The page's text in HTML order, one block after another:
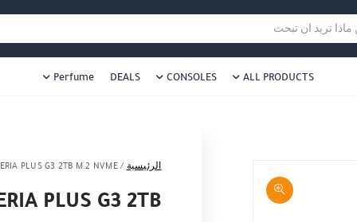
هل نزلت التطبيق ليصلك كل جديد ؟تريد ان تبحث
ALL PRODUCTS
CONSOLES
DEALS
Perfume
الرئيسية /
PLUS G3 2TB M.2 NVME
PLUS G3 2TB